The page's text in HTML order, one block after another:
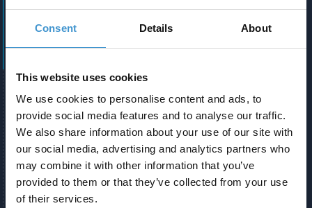
Consent Details About
This website uses cookies
We use cookies to personalise content and ads, to
provide social media features and to analyse our traffic.
We also share information about your use of our site with
our social media, advertising and analytics partners who
may combine it with other information that you’ve
provided to them or that they’ve collected from your use
of their services.
højere grad blot "aktivering" - herfra bør ensCMS
håndtere den løbende linkstruktur og inkludering